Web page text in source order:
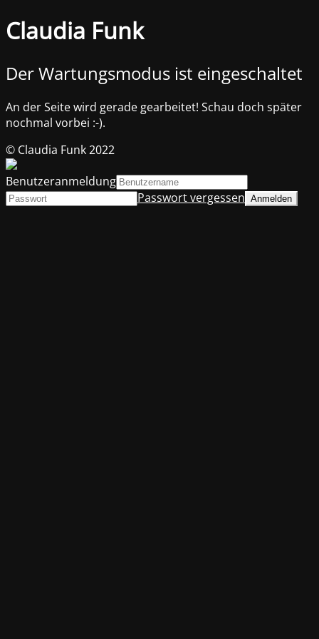
Claudia Funk
Der Wartungsmodus ist eingeschaltet
An der Seite wird gerade gearbeitet! Schau doch später
nochmal vorbei :-).
© Claudia Funk 2022
Benutzeranmeldung
Passwort vergessen